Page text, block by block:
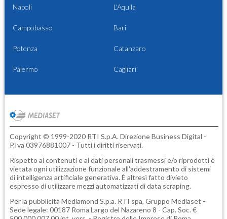
Napoli L'Aquila
Campobasso Bari
Potenza Catanzaro
Palermo Cagliari
Copyright © 1999-2020 RTI S.p.A. Direzione Business Digital -
P.Iva 03976881007 - Tutti i diritti riservati.
Rispetto ai contenuti e ai dati personali trasmessi e/o riprodotti è
vietata ogni utilizzazione funzionale all'addestramento di sistemi
di intelligenza artificiale generativa. È altresì fatto divieto
espresso di utilizzare mezzi automatizzati di data scraping.
Per la pubblicità Mediamond S.p.a. RTI spa, Gruppo Mediaset -
Sede legale: 00187 Roma Largo del Nazareno 8 - Cap. Soc. €